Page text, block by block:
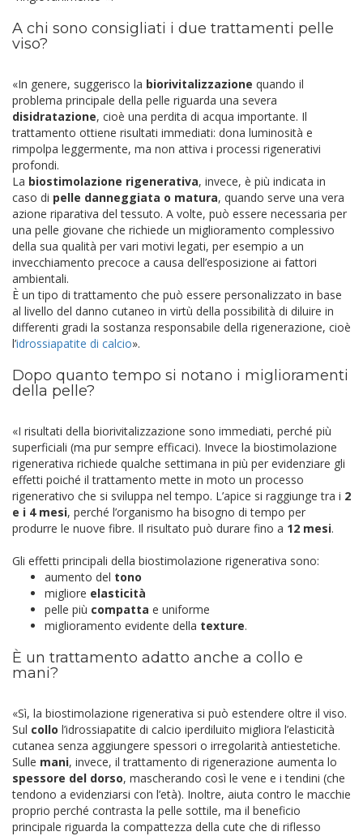
A chi sono consigliati i due trattamenti pelle
viso?
«In genere, suggerisco la biorivitalizzazione quando il
problema principale della pelle riguarda una severa
disidratazione, cioè una perdita di acqua importante. Il
trattamento ottiene risultati immediati: dona luminosità e
rimpolpa leggermente, ma non attiva i processi rigenerativi
profondi.
La biostimolazione rigenerativa, invece, è più indicata in
caso di pelle danneggiata o matura, quando serve una vera
azione riparativa del tessuto. A volte, può essere necessaria per
una pelle giovane che richiede un miglioramento complessivo
della sua qualità per vari motivi legati, per esempio a un
invecchiamento precoce a causa dell’esposizione ai fattori
ambientali.
È un tipo di trattamento che può essere personalizzato in base
al livello del danno cutaneo in virtù della possibilità di diluire in
differenti gradi la sostanza responsabile della rigenerazione, cioè
l’idrossiapatite di calcio».
Dopo quanto tempo si notano i miglioramenti
della pelle?
«I risultati della biorivitalizzazione sono immediati, perché più
superficiali (ma pur sempre efficaci). Invece la biostimolazione
rigenerativa richiede qualche settimana in più per evidenziare gli
effetti poiché il trattamento mette in moto un processo
rigenerativo che si sviluppa nel tempo. L’apice si raggiunge tra i 2
e i 4 mesi, perché l’organismo ha bisogno di tempo per
produrre le nuove fibre. Il risultato può durare fino a 12 mesi.
Gli effetti principali della biostimolazione rigenerativa sono:
aumento del tono
migliore elasticità
pelle più compatta e uniforme
miglioramento evidente della texture.
È un trattamento adatto anche a collo e
mani?
«Sì, la biostimolazione rigenerativa si può estendere oltre il viso.
Sul collo l’idrossiapatite di calcio iperdiluito migliora l’elasticità
cutanea senza aggiungere spessori o irregolarità antiestetiche.
Sulle mani, invece, il trattamento di rigenerazione aumenta lo
spessore del dorso, mascherando così le vene e i tendini (che
tendono a evidenziarsi con l’età). Inoltre, aiuta contro le macchie
proprio perché contrasta la pelle sottile, ma il beneficio
principale riguarda la compattezza della cute che di riflesso